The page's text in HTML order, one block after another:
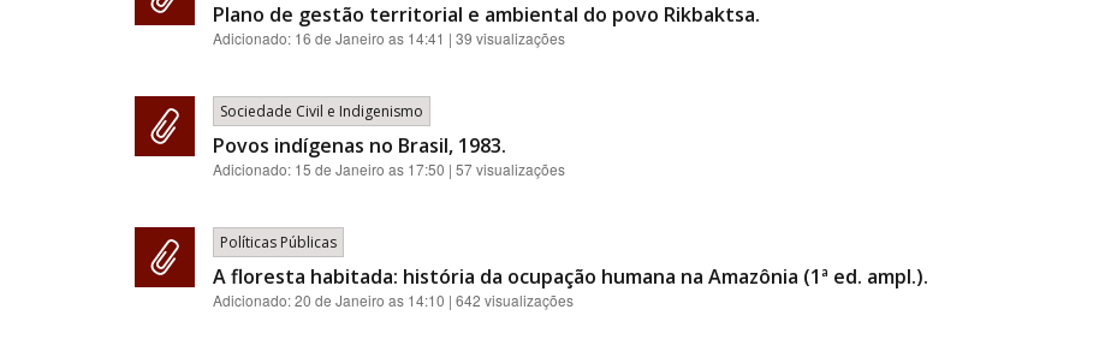
Plano de gestão territorial e ambiental do povo Rikbaktsa.
Adicionado: 16 de Janeiro as 14:41 | 39 visualizações
Sociedade Civil e Indigenismo
Povos indígenas no Brasil, 1983.
Adicionado: 15 de Janeiro as 17:50 | 57 visualizações
Políticas Públicas
A floresta habitada: história da ocupação humana na Amazônia (1ª ed. ampl.).
Adicionado:20 de Janeiro as 14:10 | 642 visualizações